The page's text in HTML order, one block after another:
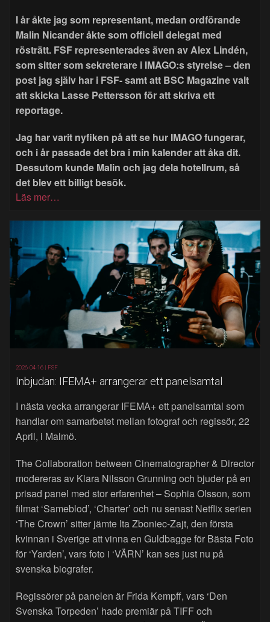
I år åkte jag som representant, medan ordförande
Malin Nicander åkte som officiell delegat med
rösträtt. FSF representerades även av Alex Lindén,
som sitter som sekreterare i IMAGO:s styrelse – den
post jag själv har i FSF- samt att BSC Magazine valt
att skicka Lasse Pettersson för att skriva ett
reportage.
Jag har varit nyfiken på att se hur IMAGO fungerar,
och i år passade det bra i min kalender att åka dit.
Dessutom kunde Malin och jag dela hotellrum, så
det blev ett billigt besök.
Läs mer…
2026-04-16 | FSF
Inbjudan: IFEMA+ arrangerar ett panelsamtal
I nästa vecka arrangerar IFEMA+ ett panelsamtal som
handlar om samarbetet mellan fotograf och regissör, 22
April, i Malmö.
The Collaboration between Cinematographer & Director
modereras av Klara Nilsson Grunning och bjuder på en
prisad panel med stor erfarenhet – Sophia Olsson, som
filmat ‘Sameblod’, ‘Charter’ och nu senast Netflix serien
‘The Crown’ sitter jämte Ita Zboniec-Zajt, den första
kvinnan i Sverige att vinna en Guldbagge för Bästa Foto
för ‘Yarden’, vars foto i ‘VÄRN’ kan ses just nu på
svenska biografer.
Regissörer på panelen är Frida Kempff, vars ‘Den
Svenska Torpeden’ hade premiär på TIFF och